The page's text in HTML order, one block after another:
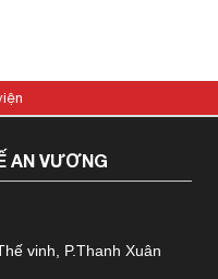
AN VƯƠNG
vinh, P.Thanh Xuân